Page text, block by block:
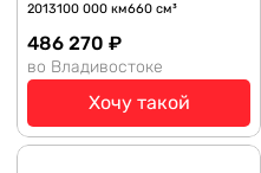
2013100 000 км660 см³
486 270 ₽
во Владивостоке
Хочу такой